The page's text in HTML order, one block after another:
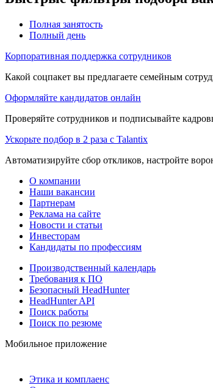
Полная занятость
Полный день
Корпоративная поддержка сотрудников
Какой соцпакет вы предлагаете семейным
Оформляйте кандидатов онлайн
Проверяйте сотрудников и подписывайте
Ускорьте подбор в 2 раза с Talantix
Автоматизируйте сбор откликов, настройте
О компании
Наши вакансии
Партнерам
Реклама на сайте
Новости и статьи
Инвесторам
Кандидаты по профессиям
Производственный календарь
Требования к ПО
Безопасный HeadHunter
HeadHunter API
Поиск работы
Поиск по резюме
Мобильное приложение
Этика и комплаенс